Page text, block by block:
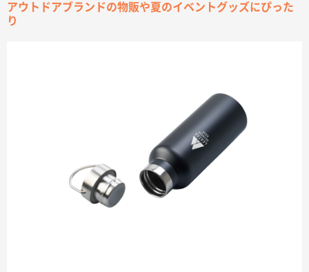
アウトドアブランドの物販や夏のイベントグッズにぴった
り